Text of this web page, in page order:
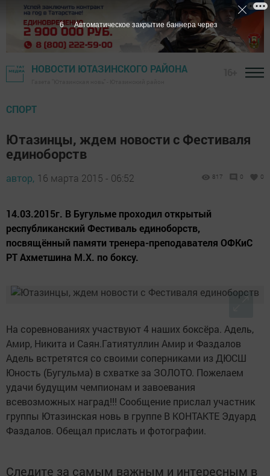
НОВОСТИ ЮТАЗИНСКОГО РАЙОНА
СПОРТ
Ютазинцы, ждем новости с Фестиваля
единоборств
автор, 16 марта 2015 - 06:52 817 0 0
14.03.2015г. В Бугульме проходил открытый
республиканский Фестиваль единоборств,
посвящённый памяти тренера-преподавателя ОФКиС
РТ Ахметшина М.Х. по боксу.
На соревнованиях участвуют 4 наших боксёра. Адель,
Амир, Никита и Саян.Гатиятуллин Амир и Фаздалов
Адель встретятся со своими соперниками из ДЮСШ
Юность (Бугульма) в схватке за ЗОЛОТО. Пожелаем
удачи будущим чемпионам и завоевания
всевозможных наград!!! Сообщение прислал участник
группы Ютазинская новь в группе В КОНТАКТЕ Эдуард
Фаздалов. Обещал прислать и фотографии.
Следите за самым важным и интересным в
5 Автоматическое закрытие баннера через